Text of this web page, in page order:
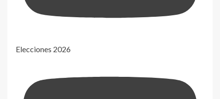
Elecciones 2026